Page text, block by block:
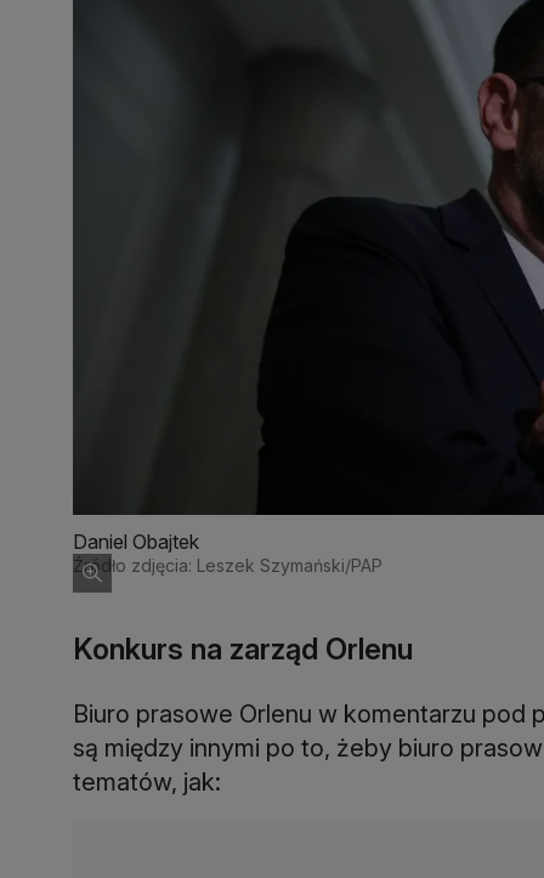
Daniel Obajtek
Źródło zdjęcia: Leszek Szymański/PAP
Konkurs na zarząd Orlenu
Biuro prasowe Orlenu w komentarzu pod
są między innymi po to, żeby biuro
tematów, jak: